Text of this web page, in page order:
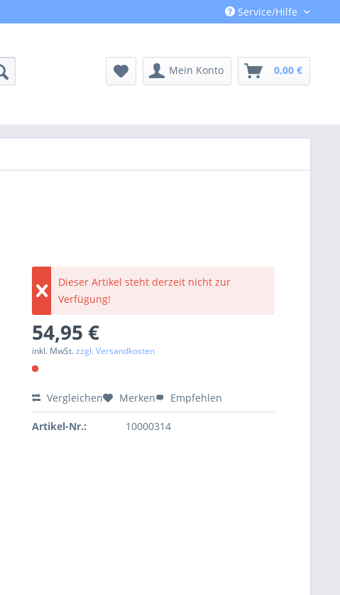
Service/Hilfe
Mein Konto 0,00 €
Dieser Artikel steht derzeit nicht zur
Verfügung!
54,95 €
inkl. MwSt.zzgl. Versandkosten
Vergleichen Merken Empfehlen
Artikel-Nr.: 10000314